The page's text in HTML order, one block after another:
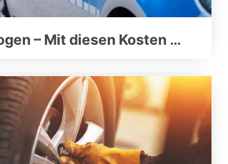
– Mit diesen Kosten …